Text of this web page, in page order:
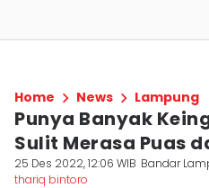
Home News Lampung
Punya Banyak
Sulit Merasa Puas
25 Des 2022, 12:06 WIB Bandar
thariq bintoro